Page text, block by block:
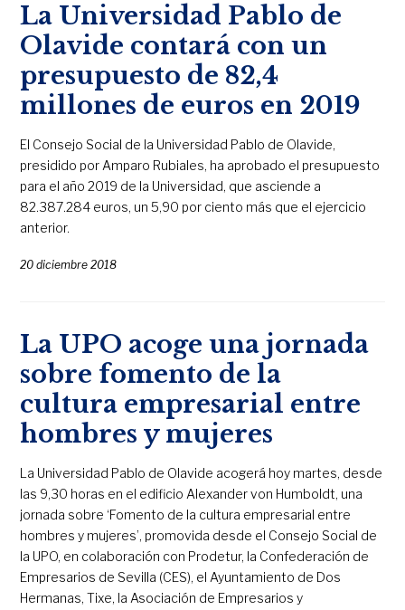
La Universidad Pablo de
Olavide contará con un
presupuesto de 82,4
millones de euros en 2019
El Consejo Social de la Universidad Pablo de Olavide,
presidido por Amparo Rubiales, ha aprobado el presupuesto
para el año 2019 de la Universidad, que asciende a
82.387.284 euros, un 5,90 por ciento más que el ejercicio
anterior.
20 diciembre 2018
La UPO acoge una jornada
sobre fomento de la
cultura empresarial entre
hombres y mujeres
La Universidad Pablo de Olavide acogerá hoy martes, desde
las 9,30 horas en el edificio Alexander von Humboldt, una
jornada sobre ‘Fomento de la cultura empresarial entre
hombres y mujeres’, promovida desde el Consejo Social de
la UPO, en colaboración con Prodetur, la Confederación de
Empresarios de Sevilla (CES), el Ayuntamiento de Dos
Hermanas, Tixe, la Asociación de Empresarios y